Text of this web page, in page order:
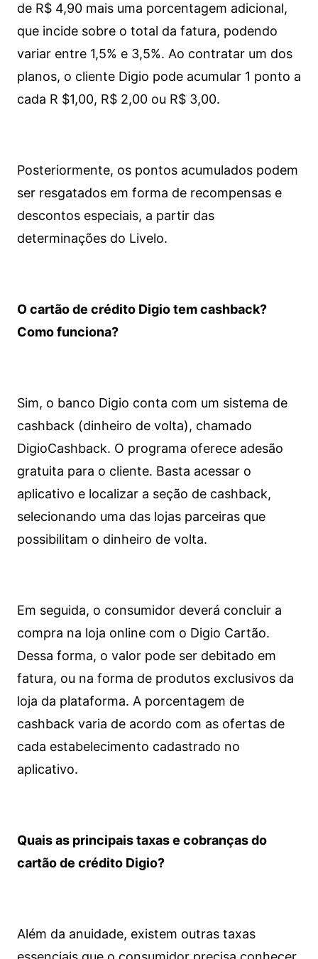
de R$ 4,90 mais uma porcentagem adicional,
que incide sobre o total da fatura, podendo
variar entre 1,5% e 3,5%. Ao contratar um dos
planos, o cliente Digio pode acumular 1 ponto a
cada R $1,00, R$ 2,00 ou R$ 3,00.
Posteriormente, os pontos acumulados podem
ser resgatados em forma de recompensas e
descontos especiais, a partir das
determinações do Livelo.
O cartão de crédito Digio tem cashback?
Como funciona?
Sim, o banco Digio conta com um sistema de
cashback (dinheiro de volta), chamado
DigioCashback. O programa oferece adesão
gratuita para o cliente. Basta acessar o
aplicativo e localizar a seção de cashback,
selecionando uma das lojas parceiras que
possibilitam o dinheiro de volta.
Em seguida, o consumidor deverá concluir a
compra na loja online com o Digio Cartão.
Dessa forma, o valor pode ser debitado em
fatura, ou na forma de produtos exclusivos da
loja da plataforma. A porcentagem de
cashback varia de acordo com as ofertas de
cada estabelecimento cadastrado no
aplicativo.
Quais as principais taxas e cobranças do
cartão de crédito Digio?
Além da anuidade, existem outras taxas